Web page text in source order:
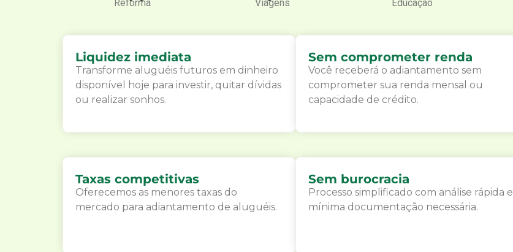
Reforma Viagens Educação
Liquidez imediata
Transforme aluguéis futuros em dinheiro
disponível hoje para investir, quitar dívidas
ou realizar sonhos.
Sem comprometer renda
Você receberá o adiantamento sem
comprometer sua renda mensal ou
capacidade de crédito.
Taxas competitivas
Oferecemos as menores taxas do
mercado para adiantamento de aluguéis.
Sem burocracia
Processo simplificado com análise rápida e
mínima documentação necessária.